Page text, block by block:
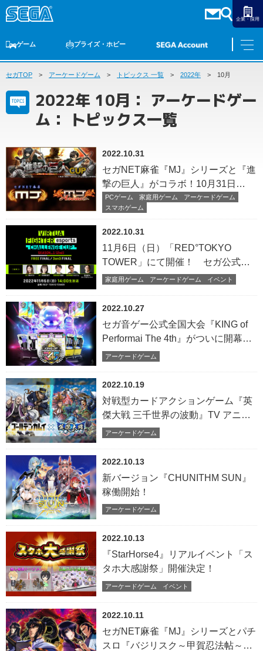
企業・採用
ゲーム
ゲームTOP 家庭用ゲーム PCゲーム スマホゲーム アーケードゲーム
プライズ・ホビー
プライズ トイ S-FIRE セガ ラッキーくじ
セガ ラッキーくじ
オンライン
ゲームTOP
家庭用ゲーム
スマホゲーム
アーケードゲーム
プライズ・ホビー
トイ
S-FIRE
セガ ラッキーくじ
セガ ラッキーくじオンライン
アニメ
ダーツ
トピックス
セガTOP アーケードゲーム トピックス 一覧 2022年 10月
2022年 10月： アーケードゲー
ム： トピックス一覧
2022.10.31
PCゲーム 家庭用ゲーム
アーケードゲーム
スマホゲーム
セガNET麻雀『MJ』シリーズと『進
撃の巨人』がコラボ！10月31日
（月）より全国大会“進撃の巨人
CUP”開催
2022.10.31
家庭用ゲーム アーケードゲーム イベント
11月6日（日）「RED°TOKYO
TOWER」にて開催！ セガ公式
「VIRTUA FIGHTER esports
SEASON_1【2nd】FREE FINAL／
3on3 FINAL」
2022.10.27
アーケードゲーム
セガ音ゲー公式全国大会『KING of
Performai The 4th』がついに開幕！
オンライン予選エントリー受付開
2022.10.19
アーケードゲーム
対戦型カードアクションゲーム『英
傑大戦 三千世界の波動』TV アニメ
『ゴールデンカムイ』とのコラボイ
ンカムイ』の人気キャラクターたち
が英傑カードになって登場！
2022.10.13
アーケードゲーム
新バージョン『CHUNITHM SUN』
稼働開始！
2022.10.13
アーケードゲーム イベント
『StarHorse4』リアルイベント「ス
タホ大感謝祭」開催決定！
2022.10.11
セガNET麻雀『MJ』シリーズとパチ
スロ『バジリスク～甲賀忍法帖～